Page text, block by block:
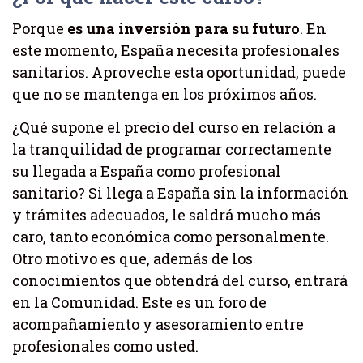
Porque es una inversión para su futuro. En
este momento, España necesita profesionales
sanitarios. Aproveche esta oportunidad, puede
que no se mantenga en los próximos años.
¿Qué supone el precio del curso en relación a
la tranquilidad de programar correctamente
su llegada a España como profesional
sanitario? Si llega a España sin la información
y trámites adecuados, le saldrá mucho más
caro, tanto económica como personalmente.
Otro motivo es que, además de los
conocimientos que obtendrá del curso, entrará
en la Comunidad. Este es un foro de
acompañamiento y asesoramiento entre
profesionales como usted.